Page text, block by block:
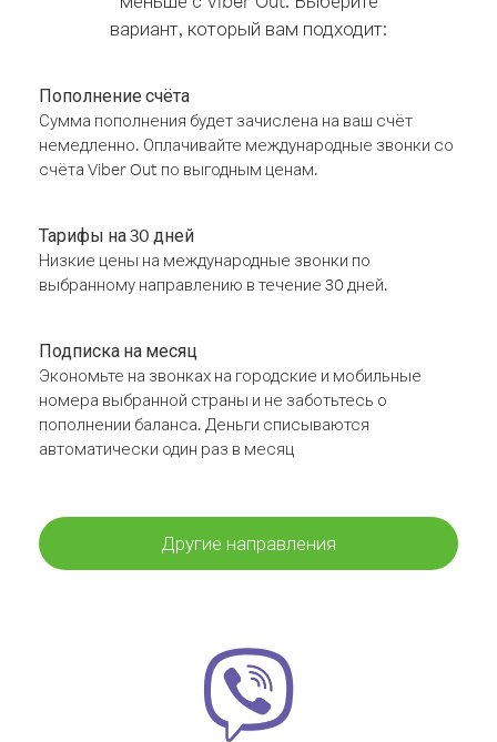
вариант, который вам подходит:
Пополнение счёта
Сумма пополнения будет зачислена на ваш счёт
немедленно. Оплачивайте международные звонки со
счёта Viber Out по выгодным ценам.
Тарифы на 30 дней
Низкие цены на международные звонки по
выбранному направлению в течение 30 дней.
Подписка на месяц
Экономьте на звонках на городские и мобильные
номера выбранной страны и не заботьтесь о
пополнении баланса. Деньги списываются
автоматически один раз в месяц
Другие направления